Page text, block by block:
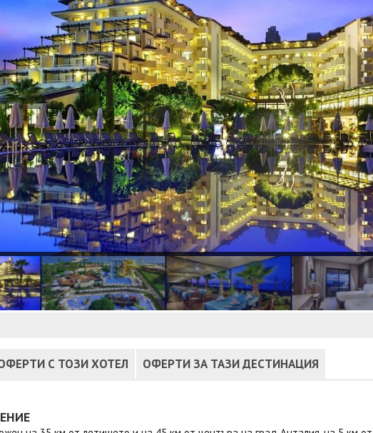
С ТОЗИ ХОТЕЛ ОФЕРТИ ЗА ТАЗИ ДЕСТИНАЦИЯ